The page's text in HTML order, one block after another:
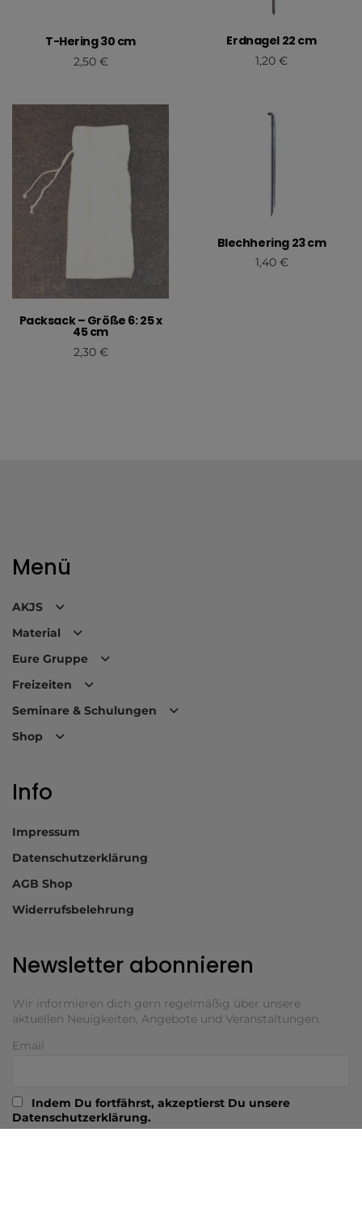
T-Hering 30 cm
2,50 €
Erdnagel 22 cm
1,20 €
Packsack – Größe 6: 25 x
45 cm
2,30 €
Blechhering 23 cm
1,40 €
Menü
AKJS
Material
Eure Gruppe
Freizeiten
Seminare & Schulungen
Shop
Info
Impressum
Datenschutzerklärung
AGB Shop
Widerrufsbelehrung
Newsletter abonnieren
Wir informieren dich gern regelmäßig über unsere
aktuellen Neuigkeiten, Angebote und Veranstaltungen.
Email
Indem Du fortfährst, akzeptierst Du unsere
Datenschutzerklärung.